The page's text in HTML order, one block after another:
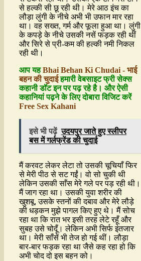
से हल्की सी छू रही थी। मेरे आठ इंच का
लौड़ा लुंगी के नीचे अभी भी उफान मार रहा
था। वह सख्त, गर्म और फूला हुआ था। लुंगी
के कपड़े के नीचे उसकी नसें फड़क रही थीं
और सिरे से प्री-कम की हल्की नमी निकल
रही थी।
आप यहBhai Behan Ki Chudai - भाई
बहन की चुदाईहमारी वेबसाइट फ्री सेक्स
कहानी डॉट इन पर पढ़ रहे है। और ऐसी
कहानियां पढ़ने के लिए दोबारा विजिट करें
Free Sex Kahani
इसे भी पढ़ें उदयपुर जाते हुए स्लीपर
बस में गर्लफ्रेंड की चुदाई
मैं करवट लेकर लेटा तो उसकी चूचियाँ फिर
से मेरी पीठ से सट गईं। वो सो चुकी थी
लेकिन उसकी साँस मेरे गले पर पड़ रही थी।
मैं जाग रहा था। उसकी युवा शरीर की
खुशबू, उसके स्तनों की दबाव और मेरे लौड़े
की धड़कन मुझे पागल किए हुए थे। मैं सोच
रहा था कि रात भर इसी तरह लेटे रहूँ और
सुबह उसे चोदूँ। लेकिन अभी सिर्फ इंतजार
था। मेरी साँसें भी तेज हो गई थीं। लौड़ा
बार-बार फड़क रहा था जैसे कह रहा हो कि
अभी चोद दो इस बहन को।